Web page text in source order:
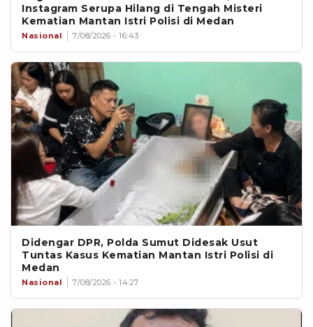
Instagram Serupa Hilang di Tengah Misteri
Kematian Mantan Istri Polisi di Medan
Nasional 7/08/2026 - 16:43
Didengar DPR, Polda Sumut Didesak Usut
Tuntas Kasus Kematian Mantan Istri Polisi di
Medan
Nasional 7/08/2026 - 14:27